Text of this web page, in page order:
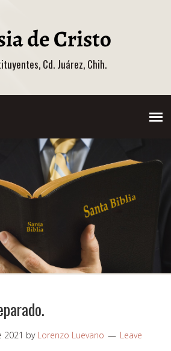
Cd. Juárez, Chih.
2021 by Lorenzo Luevano
Leave